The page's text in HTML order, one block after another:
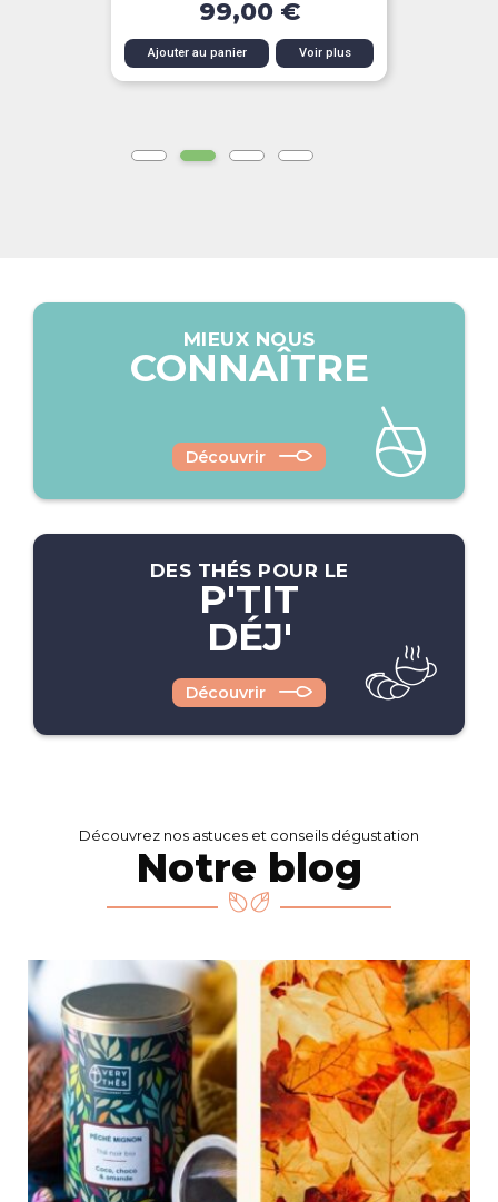
99,00 €
Ajouter au panier Voir plus
MIEUX NOUS
CONNAÎTRE
Découvrir
DES THÉS POUR LE
P'TIT
DÉJ'
Découvrir
Découvrez nos astuces et conseils dégustation
Notre blog